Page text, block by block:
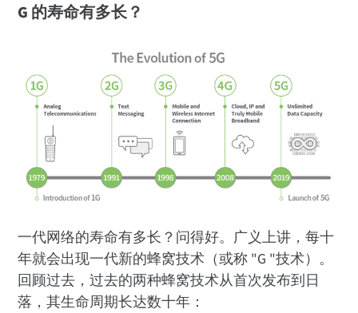
G 的寿命有多长？
一代网络的寿命有多长？问得好。广义上讲，每十
年就会出现一代新的蜂窝技术（或称 "G "技术）。
回顾过去，过去的两种蜂窝技术从首次发布到日
落，其生命周期长达数十年：